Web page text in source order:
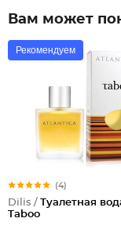
Вам может
Рекомендуем
(4)
Dilis / Туалетная
Taboo